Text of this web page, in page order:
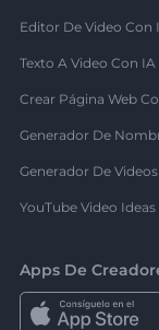
Editor De Video Con
Texto A Video Con IA
Crear Página Web
Generador De
Generador De
YouTube Video Ideas
Apps De